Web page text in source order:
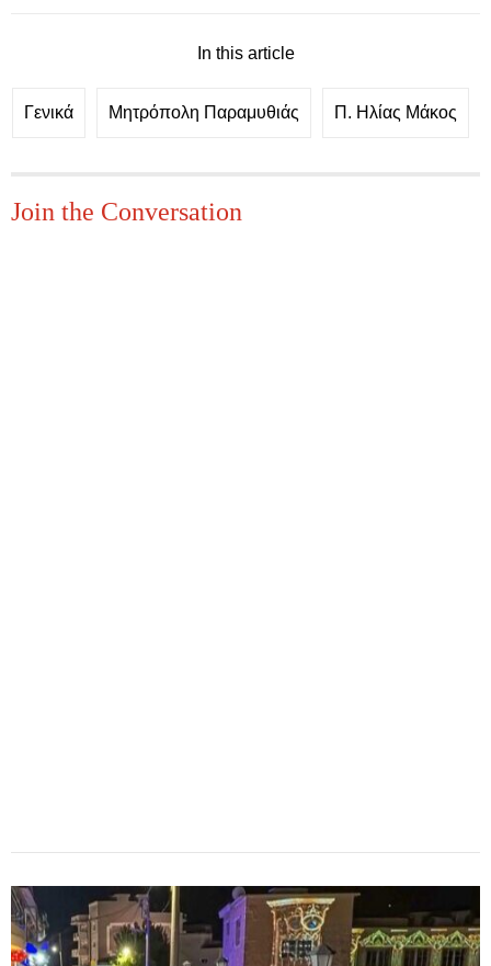
In this article
Γενικά Μητρόπολη Παραμυθιάς Π. Ηλίας Μάκος
Join the Conversation